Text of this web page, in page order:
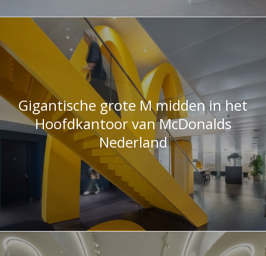
Gigantische grote M midden in het
Hoofdkantoor van McDonalds
Nederland